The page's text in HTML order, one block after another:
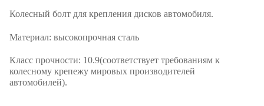
Колесный болт для крепления дисков автомобиля.
Материал: высокопрочная сталь
Класс прочности: 10.9(соответствует требованиям к
колесному крепежу мировых производителей
автомобилей).